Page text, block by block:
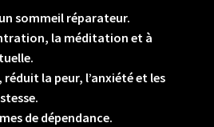
sommeil réparateur.
la méditation et à
réduit la peur, l’anxiété et les
de dépendance.